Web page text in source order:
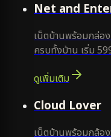
Net and
เน็ตบ้านพร้อมกล่อ
ครบทั้งบ้าน เริ่ม
ดูเพิ่มเติม
Cloud Lover
เน็ตบ้านพร้อมกล้อ